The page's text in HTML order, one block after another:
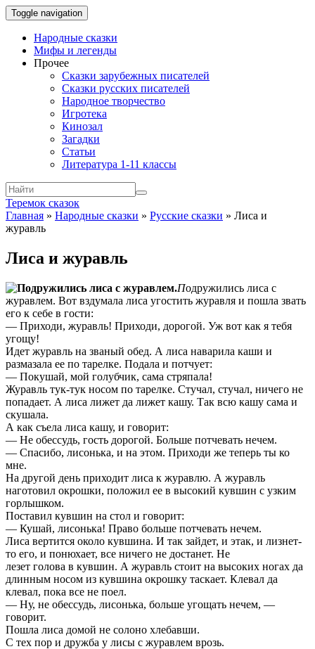
Toggle navigation
Народные сказки
Мифы и легенды
Прочее
Сказки зарубежных писателей
Сказки русских писателей
Народное творчество
Игротека
Кинозал
Загадки
Статьи
Литература 1-11 классы
Теремок сказок
Главная » Народные сказки » Русские сказки » Лиса и
журавль
Лиса и журавль
Подружились лиса с
журавлем. Вот вздумала лиса угостить журавля и пошла звать
его к себе в гости:
— Приходи, журавль! Приходи, дорогой. Уж вот как я тебя
угощу!
Идет журавль на званый обед. А лиса наварила каши и
размазала ее по тарелке. Подала и потчует:
— Покушай, мой голубчик, сама стряпала!
Журавль тук-тук носом по тарелке. Стучал, стучал, ничего не
попадает. А лиса лижет да лижет кашу. Так всю кашу сама и
скушала.
А как съела лиса кашу, и говорит:
— Не обессудь, гость дорогой. Больше потчевать нечем.
— Спасибо, лисонька, и на этом. Приходи же теперь ты ко
мне.
На другой день приходит лиса к журавлю. А журавль
наготовил окрошки, положил ее в высокий кувшин с узким
горлышком.
Поставил кувшин на стол и говорит:
— Кушай, лисонька! Право больше потчевать нечем.
Лиса вертится около кувшина. И так зайдет, и этак, и лизнет-
то его, и понюхает, все ничего не достанет. Не
лезет голова в кувшин. А журавль стоит на высоких ногах да
длинным носом из кувшина окрошку таскает. Клевал да
клевал, пока все не поел.
— Ну, не обессудь, лисонька, больше угощать нечем, —
говорит.
Пошла лиса домой не солоно хлебавши.
С тех пор и дружба у лисы с журавлем врозь.